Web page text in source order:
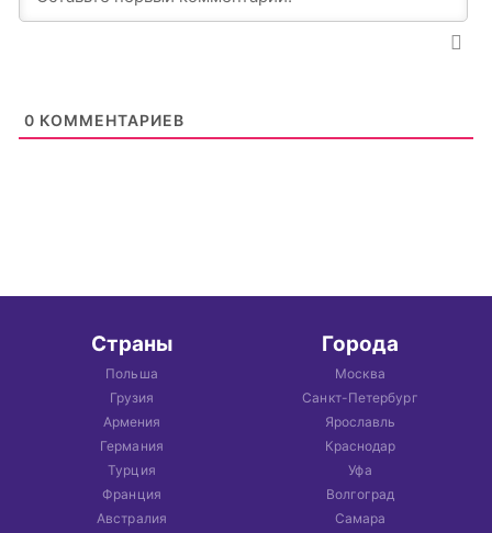
0 КОММЕНТАРИЕВ
Страны
Польша
Грузия
Армения
Германия
Турция
Франция
Австралия
Города
Москва
Санкт-Петербург
Ярославль
Краснодар
Уфа
Волгоград
Самара